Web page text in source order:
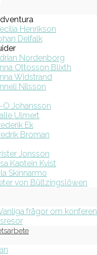
Henrikson
Delfalk
Nordenborg
Ottosson Blixth
Widstrand
Nilsson
O Johansson
Ulmert
Ek
Broman
Jonsson
Kaptein Kvist
Skinnarmo
von Bültzingslöwen
frågor om